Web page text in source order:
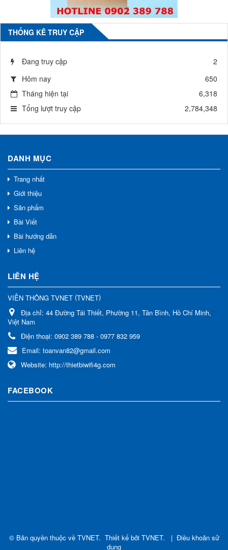
THỐNG KÊ TRUY CẬP
Đang truy cập
2
Hôm nay
650
Tháng hiện tại
6,318
Tổng lượt truy cập
2,784,348
DANH MỤC
Trang nhất
Giới thiệu
Sản phẩm
Bài Viết
Bài hướng dẫn
Liên hệ
LIÊN HỆ
VIỄN THÔNG TVNET (TVNET)
Địa chỉ: 44 Đường Tái Thiết, Phường 11, Tân Bình, Hồ Chí Minh,
Việt Nam
Điện thoại: 0902 389 788 - 0977 832 959
Email: toanvan82@gmail.com
Website: http://thietbiwifi4g.com
FACEBOOK
© Bản quyền thuộc về TVNET. Thiết kế bởi TVNET. | Điều khoản sử
dụng